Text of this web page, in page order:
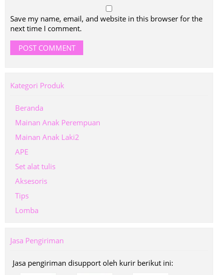
Save my name, email, and website in this browser for the
next time I comment.
Kategori Produk
Beranda
Mainan Anak Perempuan
Mainan Anak Laki2
APE
Set alat tulis
Aksesoris
Tips
Lomba
Jasa Pengiriman
Jasa pengiriman disupport oleh kurir berikut ini: